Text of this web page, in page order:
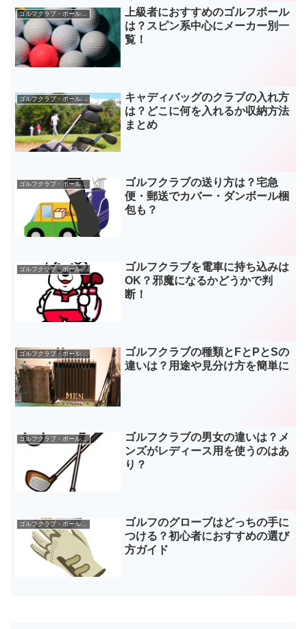
ゴルフクラブ・ボールなどギア
上級者におすすめのゴルフボール
は？スピン系中心にメーカー別一
覧！
ゴルフクラブ・ボールなどギア
キャディバッグのクラブの入れ方
は？どこに何を入れるか収納方法
まとめ
ゴルフクラブ・ボールなどギア
ゴルフクラブの送り方は？宅急
便・郵送でカバー・ダンボール梱
包も？
ゴルフクラブ・ボールなどギア
ゴルフクラブを電車に持ち込みは
OK？邪魔になるかどうかで判
断！
ゴルフクラブ・ボールなどギア
ゴルフクラブの種類とFとPとSの
違いは？用途や見分け方を簡単に
ゴルフクラブ・ボールなどギア
ゴルフクラブの男女の違いは？メ
ンズがレディース用を使うのはあ
り？
ゴルフのグローブはどっちの手に
つける？初心者におすすめの選び
方ガイド